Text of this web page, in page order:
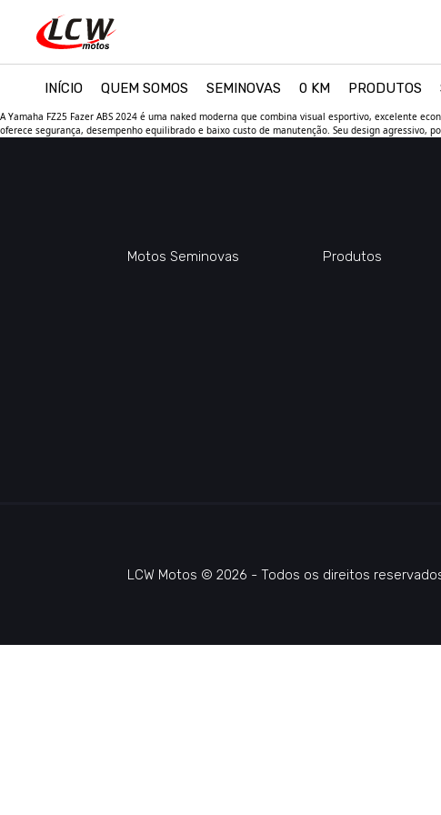
INÍCIO QUEM SOMOS SEMINOVAS 0 KM PRODUTOS
A Yamaha FZ25 Fazer ABS 2024 é uma naked moderna que combina visual esportivo, excelente
oferece segurança, desempenho equilibrado e baixo custo de manutenção. Seu design
Motos Seminovas Produtos
LCW Motos © 2026 - Todos os direitos